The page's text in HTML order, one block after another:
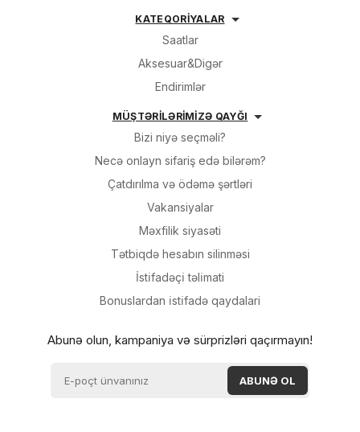
KATEQORİYALAR
Saatlar
Aksesuar&Digər
Endirimlər
MÜŞTƏRİLƏRİMİZƏ QAYĞI
Bizi niyə seçməli?
Necə onlayn sifariş edə bilərəm?
Çatdırılma və ödəmə şərtləri
Vakansiyalar
Məxfilik siyasəti
Tətbiqdə hesabın silinməsi
İsti̇fadəçi̇ təli̇mati
Bonuslardan i̇sti̇fadə qaydalari
Abunə olun, kampaniya və sürprizləri qaçırmayın!